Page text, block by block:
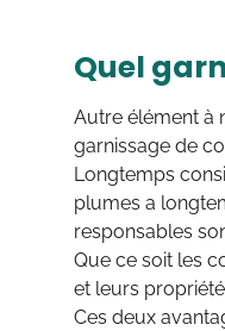
Quel
Autre élément à
garnissage de
Longtemps
plumes a
responsables
Que ce soit les
et leurs
Ces deux